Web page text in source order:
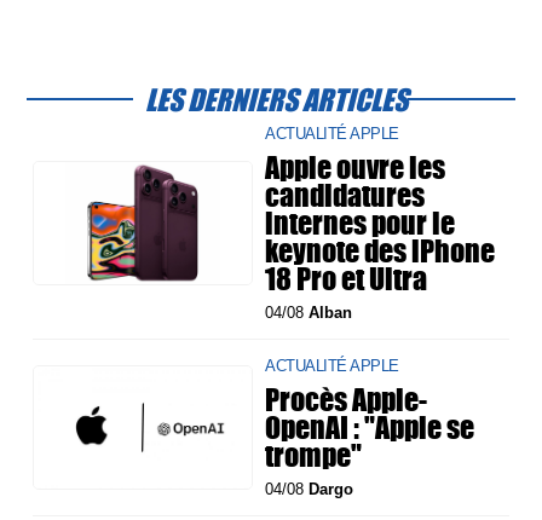
LES DERNIERS ARTICLES
ACTUALITÉ APPLE
Apple ouvre les
candidatures
internes pour le
keynote des iPhone
18 Pro et Ultra
04/08Alban
ACTUALITÉ APPLE
Procès Apple-
OpenAI : "Apple se
trompe"
04/08 Dargo